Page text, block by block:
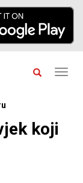
koji